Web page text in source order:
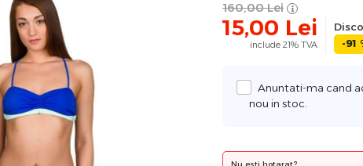
160,00 Lei
15,00 Lei
include 21% TVA
-91
Anuntati-ma cand
nou in stoc.
Nu esti hotarat?